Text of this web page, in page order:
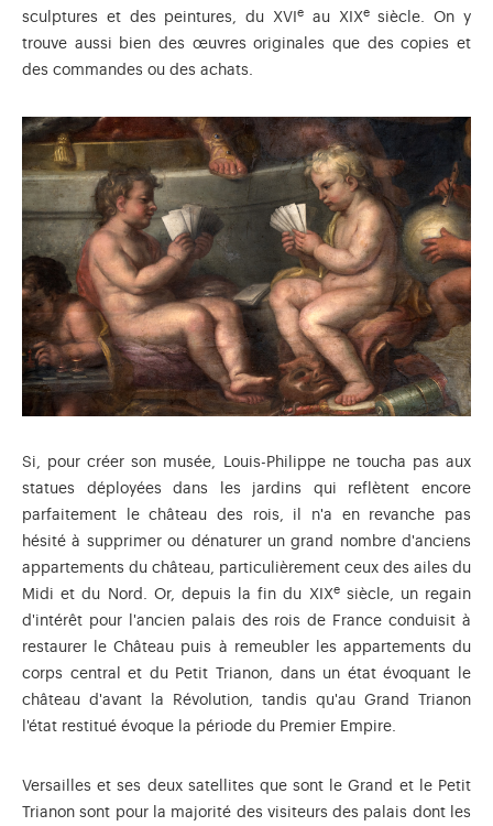
sculptures et des peintures, du XVI e au XIXesiècle. On y
trouve aussi bien des œuvres originales que des copies et
des commandes ou des achats.
Si, pour créer son musée, Louis-Philippe ne toucha pas aux
statues déployées dans les jardins qui reflètent encore
parfaitement le château des rois, il n'a en revanche pas
hésité à supprimer ou dénaturer un grand nombre d'anciens
appartements du château, particulièrement ceux des ailes du
Midi et du Nord. Or, depuis la fin du XIXesiècle, un regain
d'intérêt pour l'ancien palais des rois de France conduisit à
restaurer le Château puis à remeubler les appartements du
corps central et du Petit Trianon, dans un état évoquant le
château d'avant la Révolution, tandis qu'au Grand Trianon
l'état restitué évoque la période du Premier Empire.
Versailles et ses deux satellites que sont le Grand et le Petit
Trianon sont pour la majorité des visiteurs des palais dont les